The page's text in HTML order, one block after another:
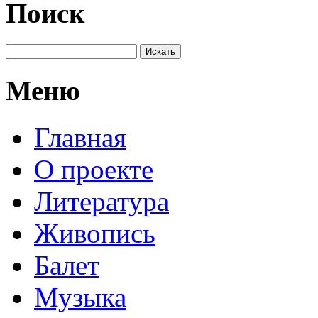
Поиск
Меню
Главная
О проекте
Литература
Живопись
Балет
Музыка